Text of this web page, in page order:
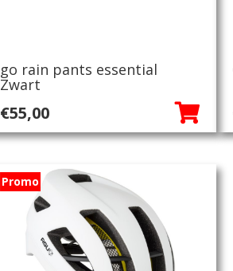
go rain pants essential
Zwart
€55,00
Promo